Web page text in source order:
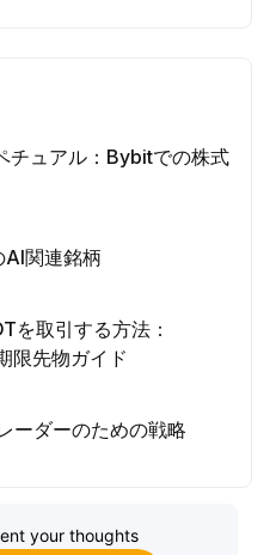
チュアル：Bybitでの株式
関連銘柄
を取引する方法：
限先物ガイド
ーダーのための戦略
your thoughts